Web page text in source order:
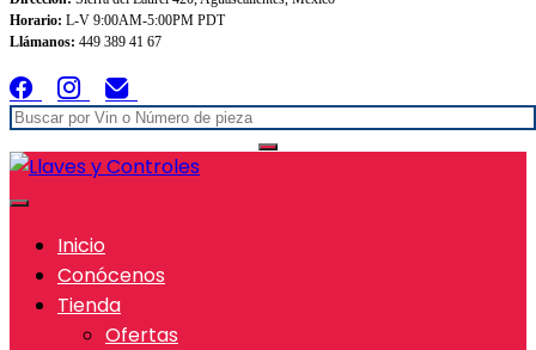
Horario: L-V 9:00AM-5:00PM PDT
Llámanos: 449 389 41 67
Inicio
Conócenos
Tienda
Ofertas